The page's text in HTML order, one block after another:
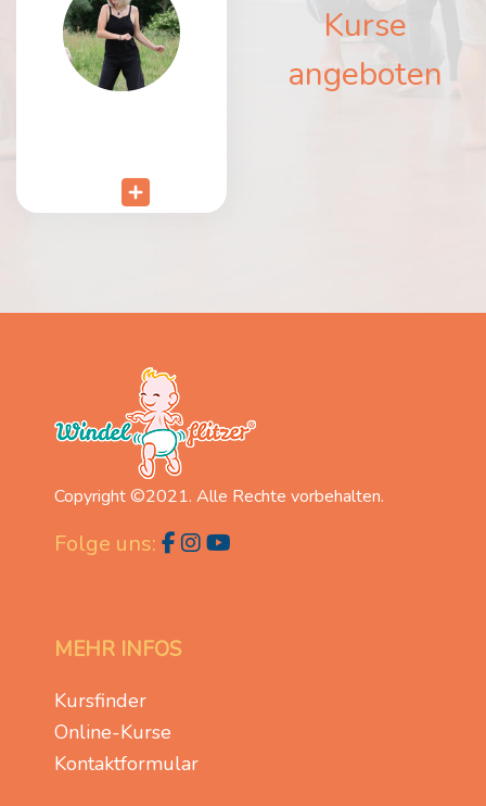
Kurse
angeboten
Copyright ©2021. Alle Rechte vorbehalten.
Folge uns:
MEHR INFOS
Kursfinder
Online-Kurse
Kontaktformular